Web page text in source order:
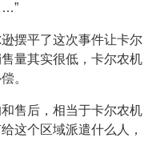
摆平了这次事件让卡尔
量其实很低，卡尔农机
。
售后，相当于卡尔农机
这个区域派遣什么人，